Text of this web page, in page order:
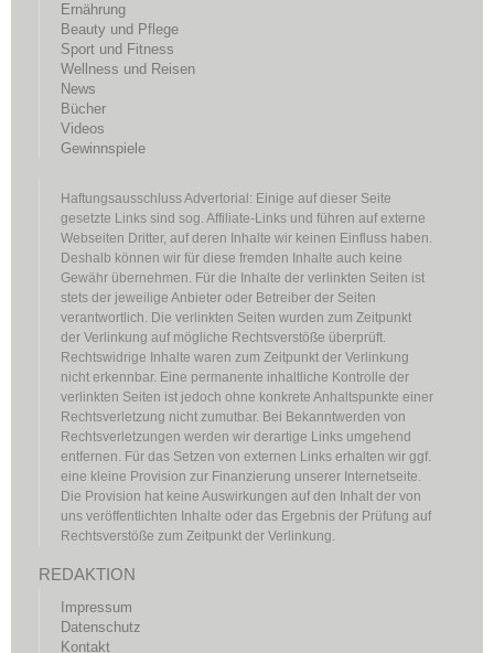
Ernährung
Beauty und Pflege
Sport und Fitness
Wellness und Reisen
News
Bücher
Videos
Gewinnspiele
Haftungsausschluss Advertorial: Einige auf dieser Seite
gesetzte Links sind sog. Affiliate-Links und führen auf externe
Webseiten Dritter, auf deren Inhalte wir keinen Einfluss haben.
Deshalb können wir für diese fremden Inhalte auch keine
Gewähr übernehmen. Für die Inhalte der verlinkten Seiten ist
stets der jeweilige Anbieter oder Betreiber der Seiten
verantwortlich. Die verlinkten Seiten wurden zum Zeitpunkt
der Verlinkung auf mögliche Rechtsverstöße überprüft.
Rechtswidrige Inhalte waren zum Zeitpunkt der Verlinkung
nicht erkennbar. Eine permanente inhaltliche Kontrolle der
verlinkten Seiten ist jedoch ohne konkrete Anhaltspunkte einer
Rechtsverletzung nicht zumutbar. Bei Bekanntwerden von
Rechtsverletzungen werden wir derartige Links umgehend
entfernen. Für das Setzen von externen Links erhalten wir ggf.
eine kleine Provision zur Finanzierung unserer Internetseite.
Die Provision hat keine Auswirkungen auf den Inhalt der von
uns veröffentlichten Inhalte oder das Ergebnis der Prüfung auf
Rechtsverstöße zum Zeitpunkt der Verlinkung.
REDAKTION
Impressum
Datenschutz
Kontakt